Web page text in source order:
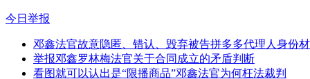
今日举报
邓鑫法官故意隐匿、错认、毁弃被告拼多多代理人身份
举报邓鑫罗林梅法官关于合同成立的矛盾判断
看图就可以认出是“限播商品”邓鑫法官为何枉法裁判